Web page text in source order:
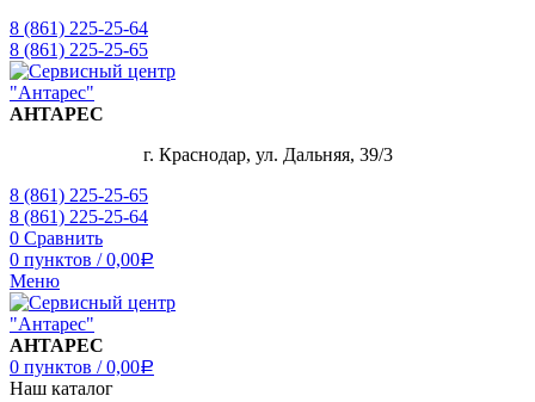
8 (861) 225-25-64
8 (861) 225-25-65
АНТАРЕС
г. Краснодар, ул. Дальняя, 39/3
8 (861) 225-25-65
8 (861) 225-25-64
0 Сравнить
0 пунктов / 0,00Р
Меню
АНТАРЕС
0 пунктов / 0,00Р
Наш каталог